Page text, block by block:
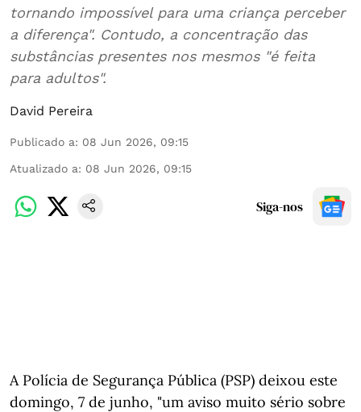
tornando impossível para uma criança perceber
a diferença". Contudo, a concentração das
substâncias presentes nos mesmos "é feita
para adultos".
David Pereira
Publicado a: 08 Jun 2026, 09:15
Atualizado a: 08 Jun 2026, 09:15
Siga-nos
A Polícia de Segurança Pública (PSP) deixou este
domingo, 7 de junho, "um aviso muito sério sobre